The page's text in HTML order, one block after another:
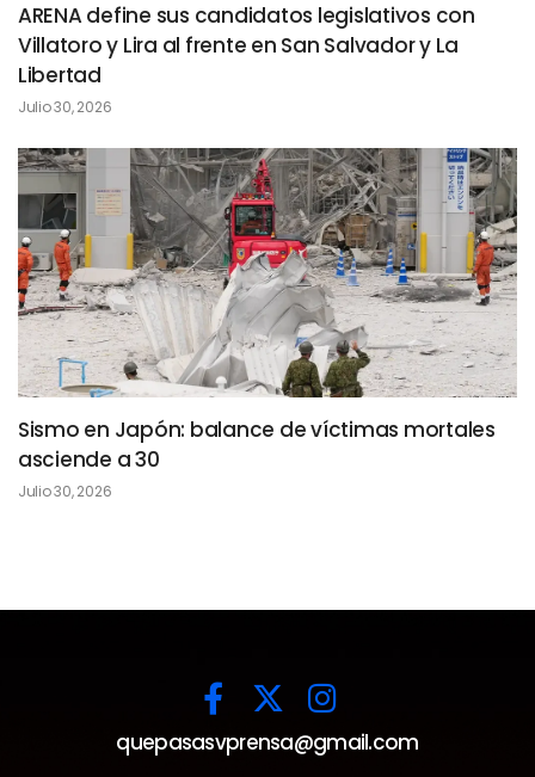
ARENA define sus candidatos legislativos con
Villatoro y Lira al frente en San Salvador y La
Libertad
Julio 30, 2026
Sismo en Japón: balance de víctimas mortales
asciende a 30
Julio 30, 2026
quepasasvprensa@gmail.com